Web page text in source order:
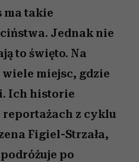
ma takie
Jednak nie
to święto. Na
miejsc, gdzie
Ich historie
z cyklu
Figiel-Strzała,
po